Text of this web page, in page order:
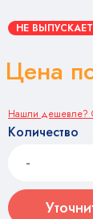
НЕ
Цена
Нашли дешевле?
Количество